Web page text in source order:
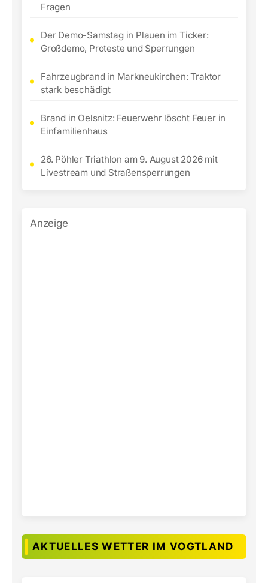
Fragen
Der Demo-Samstag in Plauen im Ticker:
Großdemo, Proteste und Sperrungen
Fahrzeugbrand in Markneukirchen: Traktor
stark beschädigt
Brand in Oelsnitz: Feuerwehr löscht Feuer in
Einfamilienhaus
26. Pöhler Triathlon am 9. August 2026 mit
Livestream und Straßensperrungen
Anzeige
AKTUELLES WETTER IM VOGTLAND